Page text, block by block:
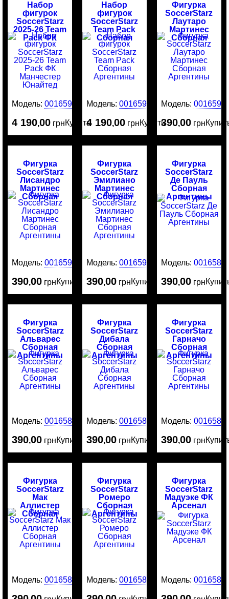
Набор
фигурок
SoccerStarz
2025-26 Team
Pack ФК
Манчестер
Юнайтед
Модель:0016594
4 190,00 грнКупить
Набор
фигурок
SoccerStarz
Team Pack
Сборная
Аргентины
Модель:0016593
4 190,00 грнКупить
Фигурка
SoccerStarz
Лаутаро
Мартинес
Сборная
Аргентины
Модель: 0016592
390,00 грн
Фигурка
SoccerStarz
Лисандро
Мартинес
Сборная
Аргентины
Модель:0016591
390,00 грнКупить
Фигурка
SoccerStarz
Эмилиано
Мартинес
Сборная
Аргентины
Модель:0016590
390,00 грнКупить
Фигурка
SoccerStarz
Де Пауль
Сборная
Аргентины
Модель: 0016589
390,00 грн
Фигурка
SoccerStarz
Альварес
Сборная
Аргентины
Модель:0016588
390,00 грнКупить
Фигурка
SoccerStarz
Дибала
Сборная
Аргентины
Модель:0016587
390,00 грнКупить
Фигурка
SoccerStarz
Гарначо
Сборная
Аргентины
Модель: 0016586
390,00 грн
Фигурка
SoccerStarz
Мак
Аллистер
Сборная
Аргентины
Модель:0016584
Фигурка
SoccerStarz
Ромеро
Сборная
Аргентины
Модель:0016583
Фигурка
SoccerStarz
Мадуэке ФК
Арсенал
Модель: 0016582